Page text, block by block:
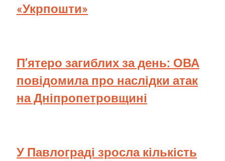
«Укрпошти»
П’ятеро загиблих за день: ОВА
повідомила про наслідки атак
на Дніпропетровщині
У Павлограді зросла кількість